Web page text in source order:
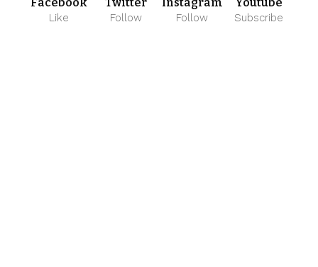
Like Follow Follow Subscribe